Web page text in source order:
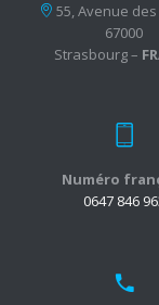
55, Avenue
67000
Strasbourg –
Numéro
0647 846